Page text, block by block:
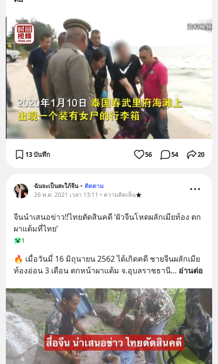
13 บันทึก 56 54 20
ฉันจะเป็นสะใภ้จีน • ติดตาม
26 พ.ค. 2021 เวลา 13:11 • ความคิดเห็น
จีนนำเสนอข่าว‼️ไทยตัดสินคดี ‘ผัวจีนโหดผลักเมียท้อง ตก
ผาแต้มที่ไทย’
1
🔥 เมื่อวันมี่ 16 มิถุนายน 2562 ได้เกิดคดี ชายจีนผลักเมีย
ท้องอ่อน 3 เดือน ตกหน้าผาแต้ม จ.อุบลราชธานี... อ่านต่อ